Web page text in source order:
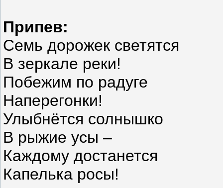
Припев:
Семь дорожек светятся
В зеркале реки!
Побежим по радуге
Наперегонки!
Улыбнётся солнышко
В рыжие усы –
Каждому достанется
Капелька росы!